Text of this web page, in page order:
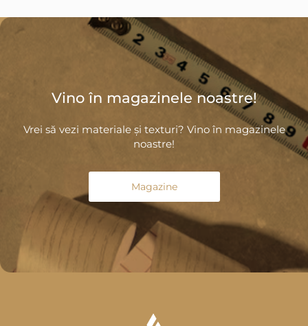
Vino în magazinele noastre!
Vrei să vezi materiale și texturi? Vino în magazinele
noastre!
Magazine